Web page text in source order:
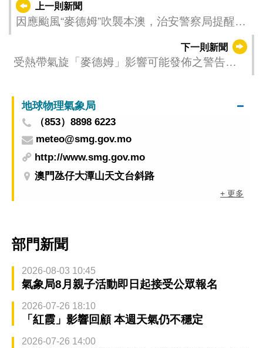
上一則新聞
因應颱風“麥德姆”吹襲本澳，治安警察局提醒市
下一則新聞
受熱帶氣旋「麥德姆」影響可能發佈之警告
地球物理氣象局
（853）8898 6223
meteo@smg.gov.mo
http://www.smg.gov.mo
澳門氹仔大潭山天文台斜路
+ 更多
部門新聞
2026-08-03 10:45
氣象局8月親子活動即日起接受公眾報名
2026-07-26 18:10
「紅霞」影響回顧 本週天氣仍不穩定
2026-07-26 14:00